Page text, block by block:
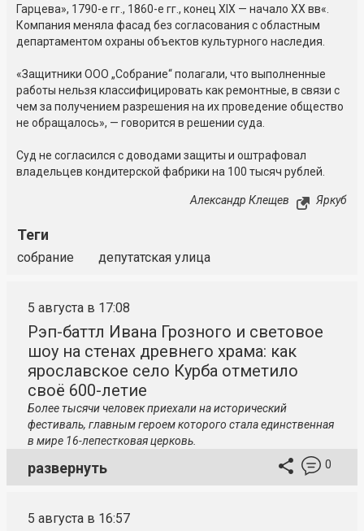
Гарцева», 1790-е гг., 1860-е гг., конец XIX — начало XX вв«.
Компания меняла фасад без согласования с областным
департаментом охраны объектов культурного наследия.
«Защитники ООО „Собрание“ полагали, что выполненные
работы нельзя классифицировать как ремонтные, в связи с
чем за получением разрешения на их проведение общество
не обращалось», — говорится в решении суда.
Суд не согласился с доводами защиты и оштрафовал
владельцев кондитерской фабрики на 100 тысяч рублей.
Александр Клещев Яркуб
Теги
собрание депутатская улица
5 августа в 17:08
Рэп-баттл Ивана Грозного и световое
шоу на стенах древнего храма: как
ярославское село Курба отметило
своё 600-летие
Более тысячи человек приехали на исторический
фестиваль, главным героем которого стала единственная
в мире 16-лепестковая церковь.
развернуть 0
5 августа в 16:57